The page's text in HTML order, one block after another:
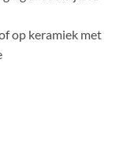
op keramiek met